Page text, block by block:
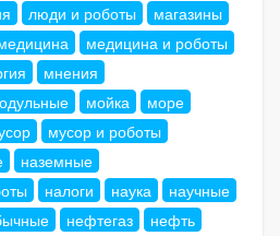
люди и роботы
магазины
медицина и роботы
мнения
мойка
море
мусор и роботы
наземные
налоги наука
научные
нефтегаз
нефть